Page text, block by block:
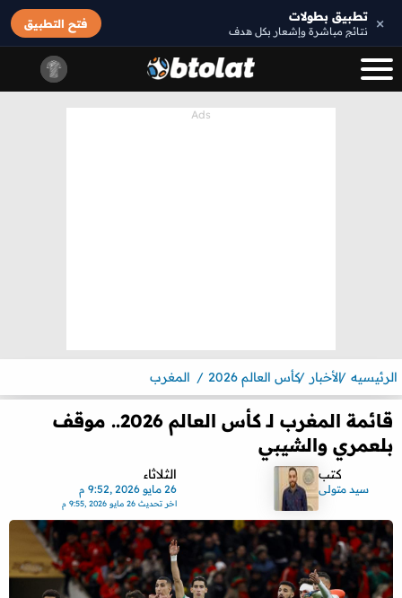
× تطبيق بطولات
نتائج مباشرة وإشعار بكل هدف
فتح التطبيق
الرئيسيه الأخبار كأس العالم 2026 المغرب
قائمة المغرب لـ كأس العالم 2026.. موقف
بلعمري والشيبي
كتب
سيد متولى
الثلاثاء
26 مايو 2026 ,9:52 م
اخر تحديث26 مايو 2026 ,9:55 م